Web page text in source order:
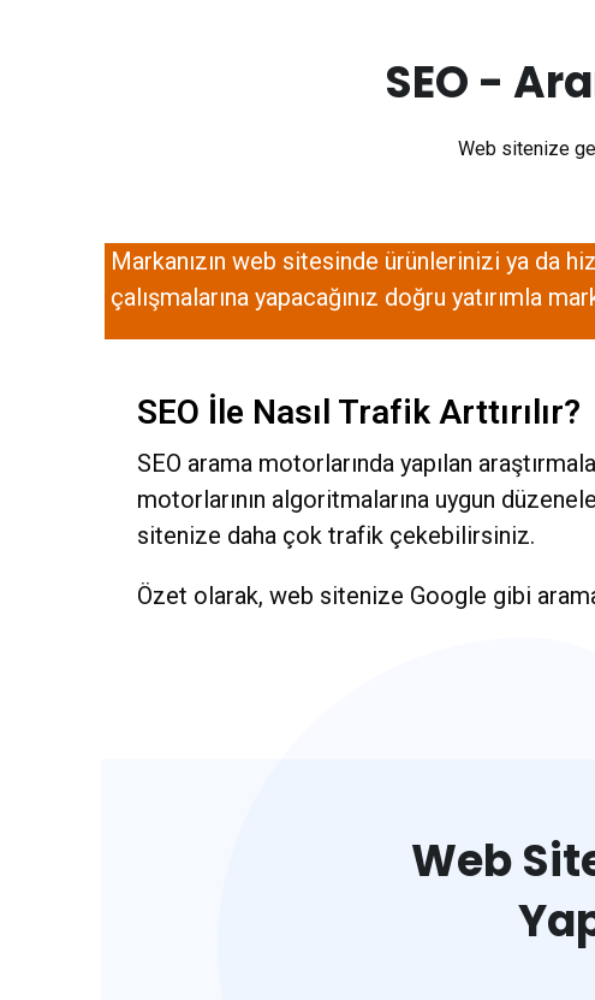
SEO -
Web sitenize
Markanızın web sitesinde ürünlerinizi ya da
çalışmalarına yapacağınız doğru yatırımla
SEO İle Nasıl Trafik Arttırılır?
SEO arama motorlarında yapılan
motorlarının algoritmalarına uygun
sitenize daha çok trafik çekebilirsiniz.
Özet olarak, web sitenize Google gibi
Web